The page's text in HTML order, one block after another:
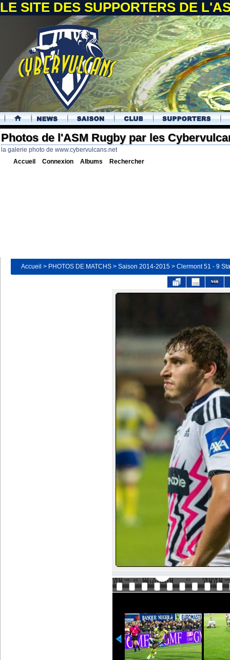
LE SITE DES SUPPORTERS DE
.
Photos de l'ASM Rugby par les
la galerie photo de www.cybervulcans.net
Accueil Connexion Albums Rechercher
Accueil > PHOTOS DE MATCHS > Saison 2014-2015 > Clermont 51 - 9